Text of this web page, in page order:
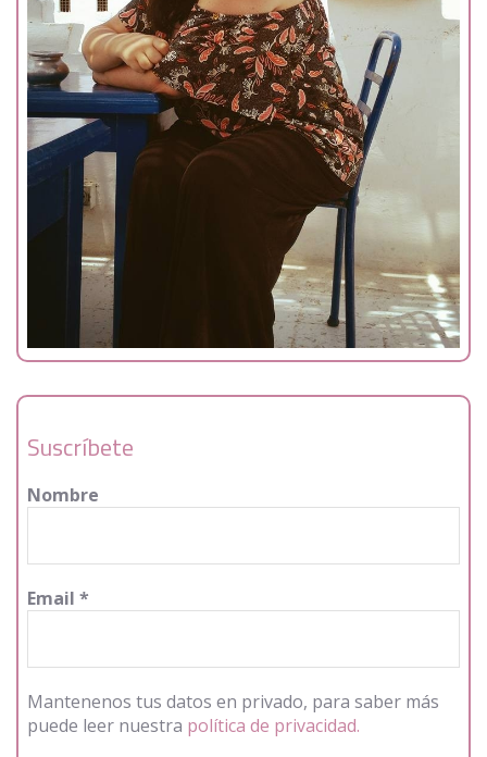
Suscríbete
Nombre
Email *
Mantenenos tus datos en privado, para saber más
puede leer nuestra política de privacidad.